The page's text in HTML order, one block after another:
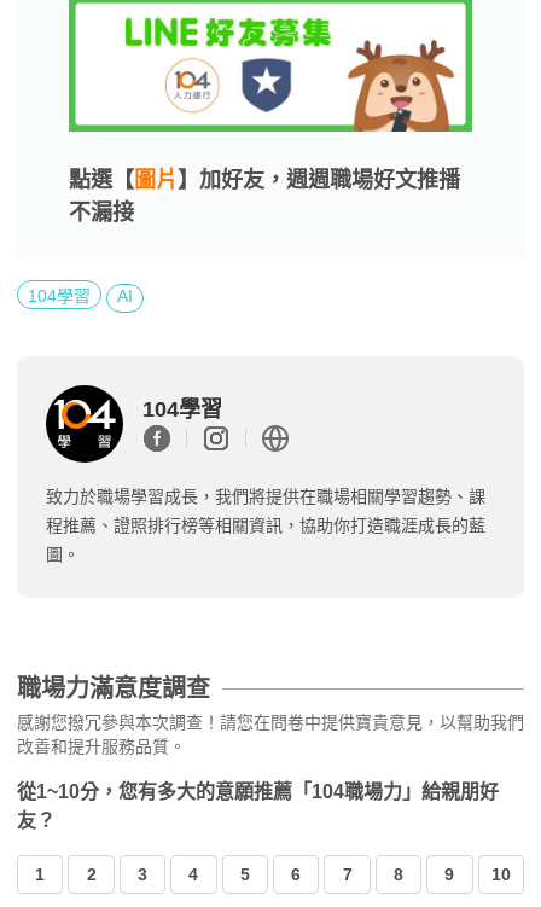
點選【 圖片 】加好友，週週職場好文推播
不漏接
104學習 AI
104學習
致力於職場學習成長，我們將提供在職場相關學習趨勢、課
程推薦、證照排行榜等相關資訊，協助你打造職涯成長的藍
圖。
職場力滿意度調查
感謝您撥冗參與本次調查！請您在問卷中提供寶貴意見，以幫助我們
改善和提升服務品質。
從1~10分，您有多大的意願推薦「104職場力」給親朋好
友？
1 2 3 4 5 6 7 8 9 10